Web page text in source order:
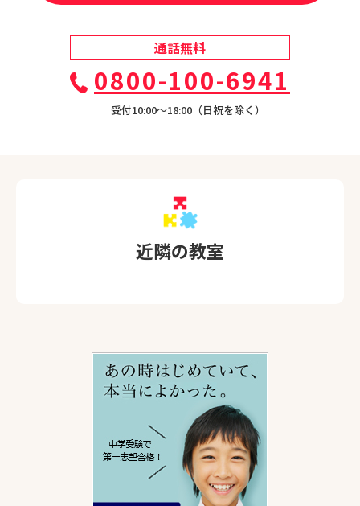
通話無料
0800-100-6941
受付10:00〜18:00（日祝を除く）
近隣の教室